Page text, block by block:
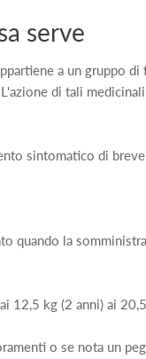
serve
a un gruppo di
di tali
sintomatico di breve
quando la
12,5 kg (2 anni) ai
o se nota un